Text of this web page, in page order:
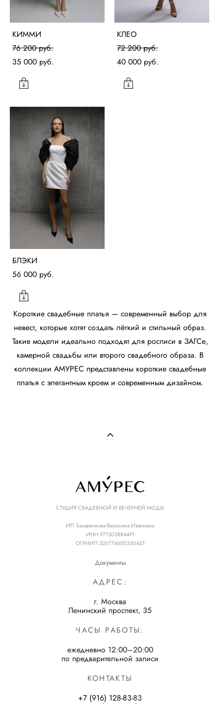
КИММИ
76 200 pуб.
35 000 pуб.
КЛЕО
72 200 pуб.
40 000 pуб.
БЛЭКИ
56 000 pуб.
Короткие свадебные платья — современный выбор для
невест, которые хотят создать лёгкий и стильный образ.
Такие модели идеально подходят для росписи в ЗАГСе,
камерной свадьбы или второго свадебного образа. В
коллекции АМУРЕС представлены короткие свадебные
платья с элегантным кроем и современным дизайном.
СТУДИЯ СВАДЕБНОЙ И ВЕЧЕРНЕЙ МОДЫ
ИП Захаренкова Вероника Ивановна
ИНН 971503884491
ОГРНИП 326774600330437
Документы
АДРЕС:
г. Москва
Ленинский проспект, 35
ЧАСЫ РАБОТЫ:
ежедневно 12:00–20:00
по предварительной записи
КОНТАКТЫ
+7 (916) 128-83-83